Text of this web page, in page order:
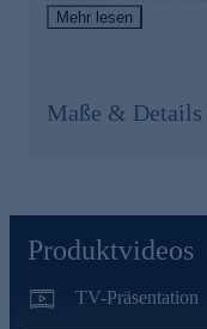
Pollustop®
• Spürbar mehr
• Kann den
Mehr lesen
Maße & Details
Produktvideos
TV-Präsentation